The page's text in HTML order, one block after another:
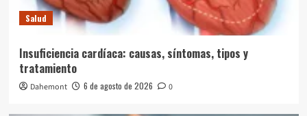
Salud
Insuficiencia cardíaca: causas, síntomas, tipos y
tratamiento
Dahemont 6 de agosto de 2026 0